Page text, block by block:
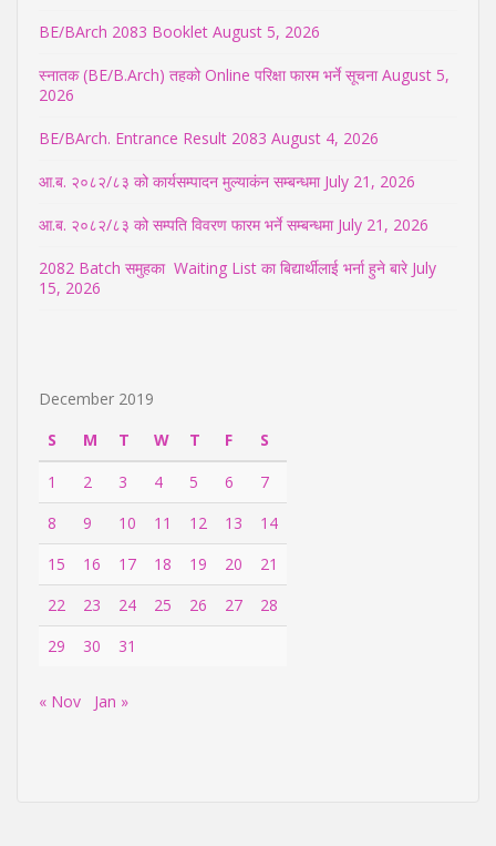
BE/BArch 2083 Booklet August 5, 2026
स्नातक (BE/B.Arch) तहको Online परिक्षा फारम भर्ने सूचना August 5,
2026
BE/BArch. Entrance Result 2083 August 4, 2026
आ.ब. २०८२/८३ को कार्यसम्पादन मुल्याकंन सम्बन्धमा July 21, 2026
आ.ब. २०८२/८३ को सम्पति विवरण फारम भर्ने सम्बन्धमा July 21, 2026
2082 Batch समुहका Waiting List का बिद्यार्थीलाई भर्ना हुने बारे July
15, 2026
December 2019
S
M T W T F
S
1
2 3 4 5 6
7
8
9 10 11 12 13
14
15
16 17 18 19 20
21
22
23 24 25 26 27
28
29
30 31
« Nov Jan »